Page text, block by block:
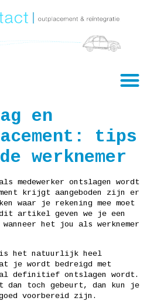
en
tips
werknemer
medewerker ontslagen wordt
krijgt aangeboden zijn er
waar je rekening mee moet
artikel geven we je een
het jou als werknemer
het natuurlijk heel
je wordt bedreigd met
definitief ontslagen wordt.
dan toch gebeurt, dan kun je
voorbereid zijn.